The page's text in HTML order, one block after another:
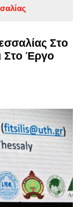
Στο
Στο Έργο